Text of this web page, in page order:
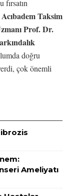
fırsatın
Acıbadem Taksim
Prof. Dr.
doğru
çok önemli
Ameliyatı